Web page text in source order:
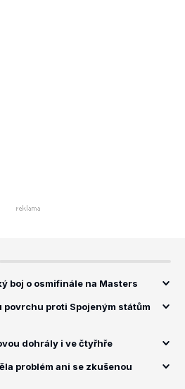
boj o osmifinále na Masters
povrchu proti Spojeným státům
dohrály i ve čtyřhře
problém ani se zkušenou